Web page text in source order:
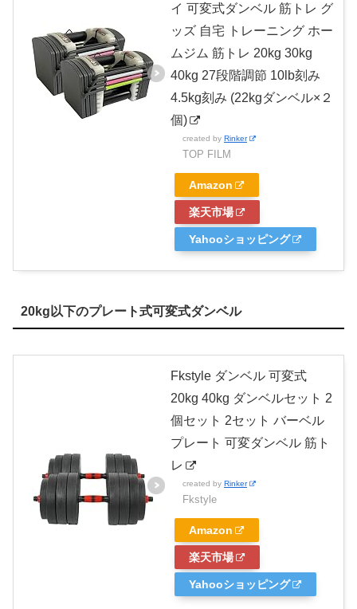
イ 可変式ダンベル 筋トレ グ
ッズ 自宅 トレーニング ホー
ムジム 筋トレ 20kg 30kg
40kg 27段階調節 10lb刻み
4.5kg刻み (22kgダンベル×２
個)
created by Rinker
TOP FILM
Amazon
楽天市場
Yahooショッピング
20kg以下のプレート式可変式ダンベル
Fkstyle ダンベル 可変式
20kg 40kg ダンベルセット 2
個セット 2セット バーベル
プレート 可変ダンベル 筋ト
レ
created by Rinker
Fkstyle
Amazon
楽天市場
Yahooショッピング